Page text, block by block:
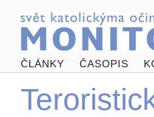
ČLÁNKY ČASOPIS